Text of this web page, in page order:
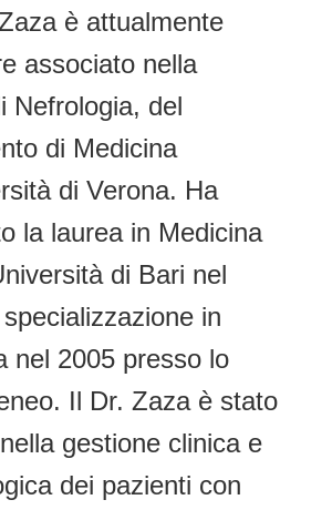
è attualmente
associato nella
Nefrologia, del
di Medicina
di Verona. Ha
la laurea in Medicina
di Bari nel
in
nel 2005 presso lo
Il Dr. Zaza è stato
gestione clinica e
dei pazienti con